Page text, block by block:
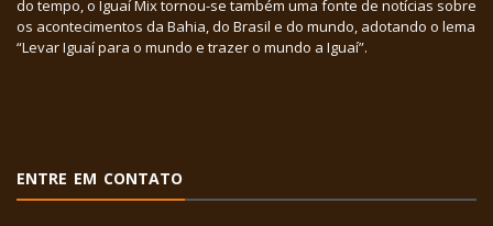
do tempo, o Iguaí Mix tornou-se também uma fonte de notícias sobre
os acontecimentos da Bahia, do Brasil e do mundo, adotando o lema
“Levar Iguaí para o mundo e trazer o mundo a Iguaí”.
ENTRE EM CONTATO